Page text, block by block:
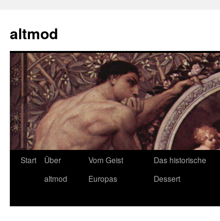
springen
altmod
Start
Über
altmod
Vom Geist
Europas
Das historische
Dessert